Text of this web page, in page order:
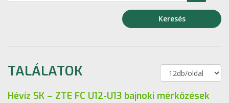
Keresés
TALÁLATOK
Hévíz SK – ZTE FC U12-U13 bajnoki mérkőzések